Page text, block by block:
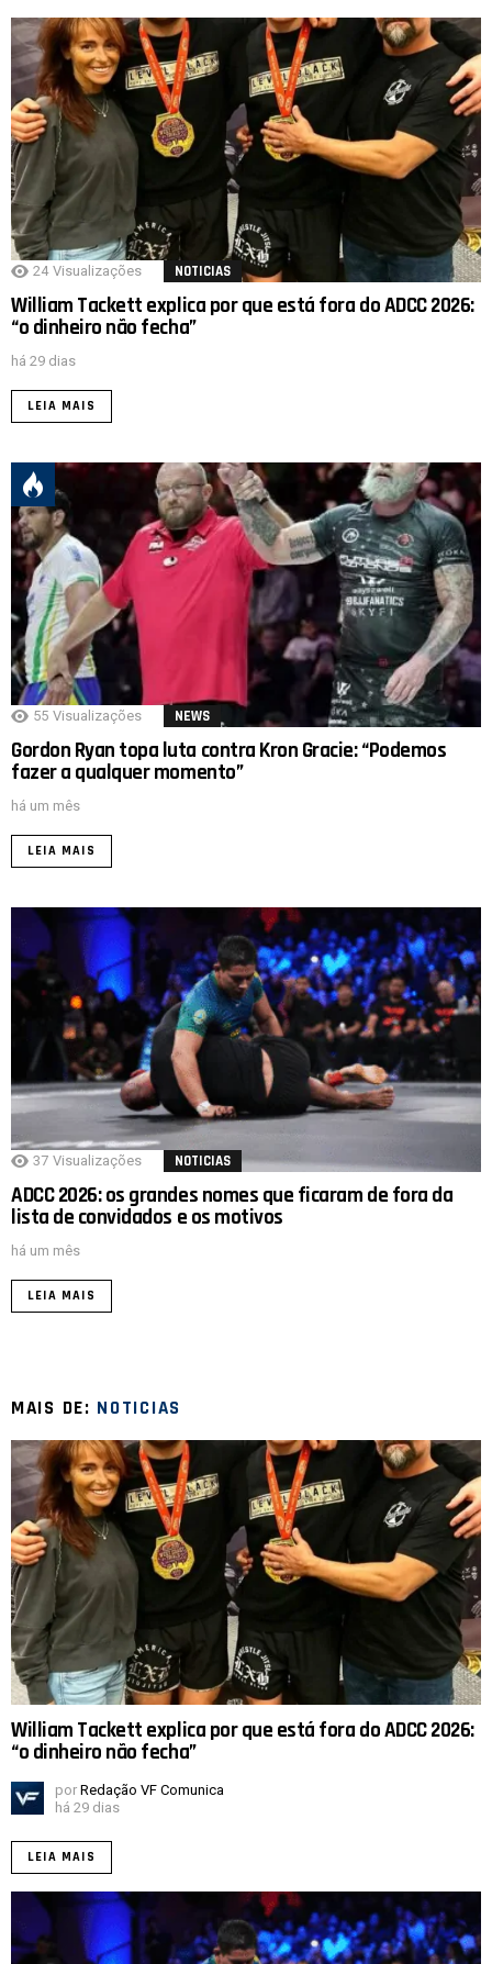
24 Visualizações NOTICIAS
William Tackett explica por que está fora do ADCC 2026:
“o dinheiro não fecha”
há 29 dias
LEIA MAIS
55 Visualizações NEWS
Gordon Ryan topa luta contra Kron Gracie: “Podemos
fazer a qualquer momento”
há um mês
LEIA MAIS
37 Visualizações NOTICIAS
ADCC 2026: os grandes nomes que ficaram de fora da
lista de convidados e os motivos
há um mês
LEIA MAIS
MAIS DE: NOTICIAS
William Tackett explica por que está fora do ADCC 2026:
“o dinheiro não fecha”
por Redação VF Comunica
há 29 dias
LEIA MAIS